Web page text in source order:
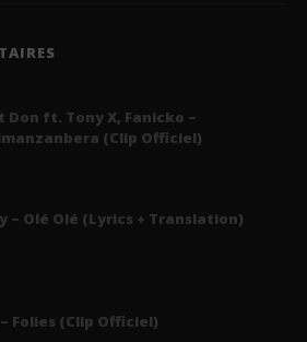
Don ft. Tony X, Fanicko –
(Clip Officiel)
– Olé Olé (Lyrics + Translation)
Folies (Clip Officiel)